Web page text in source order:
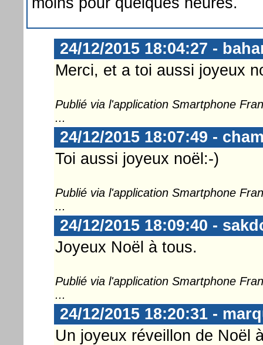
24/12/2015 18:04:27 -
Merci, et a toi aussi joyeux
Publié via l'application Smartphone
...
24/12/2015 18:07:49 -
Toi aussi joyeux noël:-)
Publié via l'application Smartphone
...
24/12/2015 18:09:40 -
Joyeux Noël à tous.
Publié via l'application Smartphone
...
24/12/2015 18:20:31 -
Un joyeux réveillon de Noël